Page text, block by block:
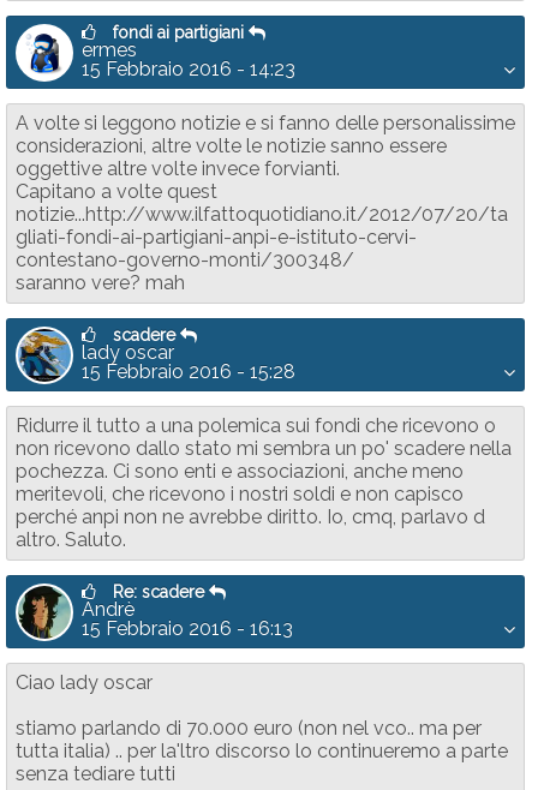
fondi ai partigiani
ermes
15 Febbraio 2016 - 14:23
A volte si leggono notizie e si fanno delle personalissime
considerazioni, altre volte le notizie sanno essere
oggettive altre volte invece forvianti.
Capitano a volte quest
notizie...http://www.ilfattoquotidiano.it/2012/07/20/ta
gliati-fondi-ai-partigiani-anpi-e-istituto-cervi-
contestano-governo-monti/300348/
saranno vere? mah
scadere
lady oscar
15 Febbraio 2016 - 15:28
Ridurre il tutto a una polemica sui fondi che ricevono o
non ricevono dallo stato mi sembra un po' scadere nella
pochezza. Ci sono enti e associazioni, anche meno
meritevoli, che ricevono i nostri soldi e non capisco
perché anpi non ne avrebbe diritto. Io, cmq, parlavo d
altro. Saluto.
Re: scadere
Andrè
15 Febbraio 2016 - 16:13
Ciao lady oscar
stiamo parlando di 70.000 euro (non nel vco.. ma per
tutta italia) .. per la'ltro discorso lo continueremo a parte
senza tediare tutti